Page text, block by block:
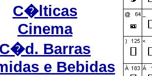
C�lticas
Cinema
C�d. Barras
e Bebidas